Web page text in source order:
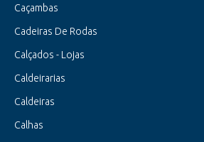
Caçambas
Cadeiras De Rodas
Calçados - Lojas
Caldeirarias
Caldeiras
Calhas